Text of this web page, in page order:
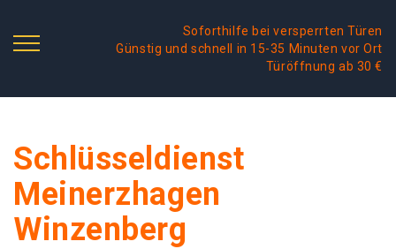
Soforthilfe bei versperrten Türen
Günstig und schnell in 15-35 Minuten vor Ort
Türöffnung ab 30 €
Schlüsseldienst
Meinerzhagen
Winzenberg